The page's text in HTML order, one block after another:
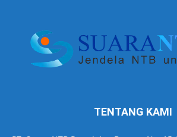
TENTANG KAMI